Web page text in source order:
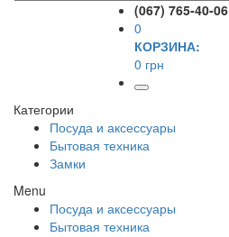
(067) 765-40-06
0
КОРЗИНА:
0 грн
Категории
Посуда и аксессуары
Бытовая техника
Замки
Menu
Посуда и аксессуары
Бытовая техника